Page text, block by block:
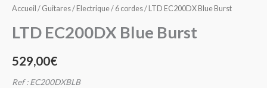
Accueil / Guitares/ Electrique/ 6 cordes/ LTD EC200DX Blue Burst
LTD EC200DX Blue Burst
529,00€
Ref : EC200DXBLB